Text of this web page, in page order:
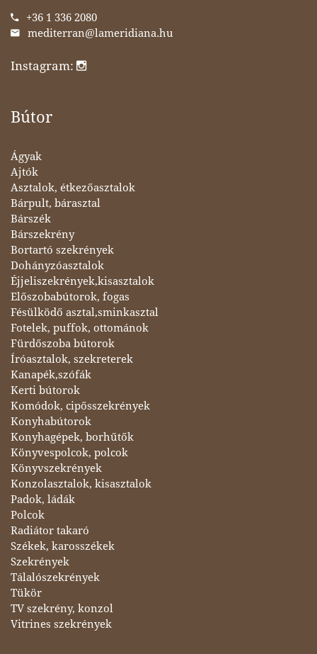
+36 1 336 2080
mediterran@lameridiana.hu
Instagram:
Bútor
Ágyak
Ajtók
Asztalok, étkezőasztalok
Bárpult, bárasztal
Bárszék
Bárszekrény
Bortartó szekrények
Dohányzóasztalok
Éjjeliszekrények,kisasztalok
Előszobabútorok, fogas
Fésülködő asztal,sminkasztal
Fotelek, puffok, ottománok
Fürdőszoba bútorok
Íróasztalok, szekreterek
Kanapék,szófák
Kerti bútorok
Komódok, cipősszekrények
Konyhabútorok
Konyhagépek, borhűtők
Könyvespolcok, polcok
Könyvszekrények
Konzolasztalok, kisasztalok
Padok, ládák
Polcok
Radiátor takaró
Székek, karosszékek
Szekrények
Tálalószekrények
Tükör
TV szekrény, konzol
Vitrines szekrények